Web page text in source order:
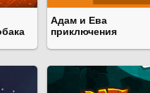
Адам и Ева
приключения